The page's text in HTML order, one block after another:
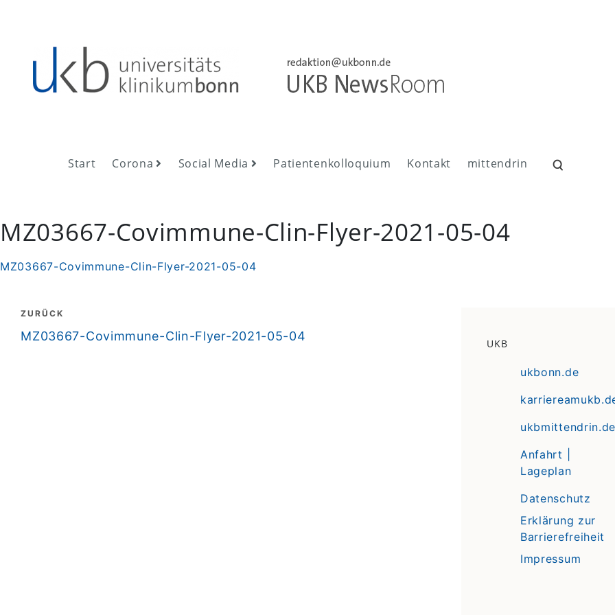
Start Corona Social Media Patientenkolloquium Kontakt mittendrin
Suchen
MZ03667-Covimmune-Clin-Flyer-2021-05-04
MZ03667-Covimmune-Clin-Flyer-2021-05-04
Beitragsnavigation
ZURÜCK
zurück
MZ03667-Covimmune-Clin-Flyer-2021-05-04
UKB
ukbonn.de
Anfahrt |
Lageplan
Datenschutz
Erklärung zur
Barrierefreiheit
Impressum